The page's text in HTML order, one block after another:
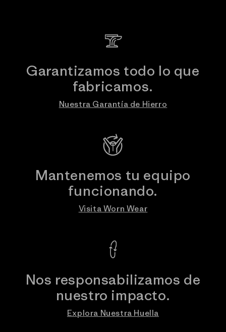
Garantizamos todo lo que
fabricamos.
Nuestra Garantía de Hierro
Mantenemos tu equipo
funcionando.
Visita Worn Wear
Nos responsabilizamos de
nuestro impacto.
Explora Nuestra Huella